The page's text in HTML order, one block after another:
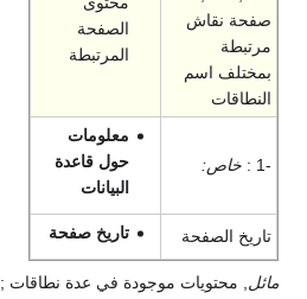
صفحة نقاش
مرتبطة
بمختلف اسم
النطاقات
الصفحة
المرتبطة
-1 : خاص:
معلومات
حول قاعدة
البيانات
تاريخ الصفحة تاريخ صفحة
مائل , محتويات موجودة في عدة نطاقات ;